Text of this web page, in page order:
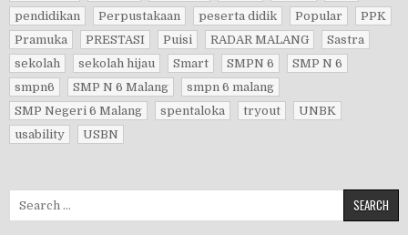
pendidikan
Perpustakaan peserta didik Popular
PPK
Pramuka
PRESTASI Puisi RADAR MALANG
Sastra
sekolah
sekolah hijau Smart SMPN 6
SMP N 6
smpn6
SMP N 6 Malang
smpn 6 malang
SMP Negeri 6 Malang
spentaloka tryout
UNBK
usability
USBN